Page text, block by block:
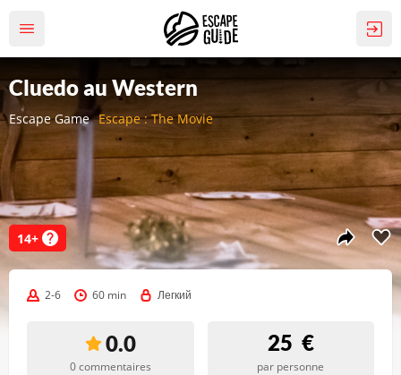
Escape Game Escape : The Movie
Cluedo au Western
14+
2-6 60 min Легкий
0.0
0 commentaires
25 €
par personne